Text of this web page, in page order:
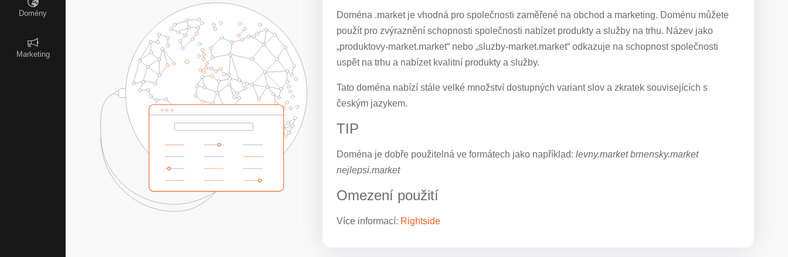
Domény
Marketing
Doména .market je vhodná pro společnosti zaměřené na obchod a marketing. Doménu můžete
použít pro zvýraznění schopnosti společnosti nabízet produkty a služby na trhu. Název jako
„produktovy-market.market“ nebo „sluzby-market.market“ odkazuje na schopnost společnosti
uspět na trhu a nabízet kvalitní produkty a služby.
Tato doména nabízí stále velké množství dostupných variant slov a zkratek souvisejících s
českým jazykem.
TIP
Doména je dobře použitelná ve formátech jako například: levny.market brnensky.market
nejlepsi.market
Omezení použití
Více informací: Rightside